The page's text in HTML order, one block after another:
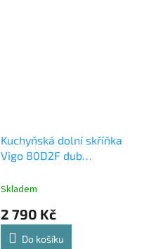
Kuchyňská dolní skříňka
Vigo 80D2F dub
Skladem
2 790 Kč
Do košíku